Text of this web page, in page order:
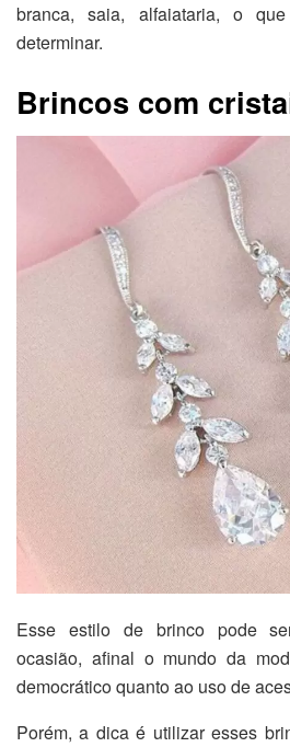
branca, saia, alfaiataria, o
determinar.
Brincos com
Esse estilo de brinco pode
ocasião, afinal o mundo da
democrático quanto ao uso de
Porém, a dica é utilizar esses